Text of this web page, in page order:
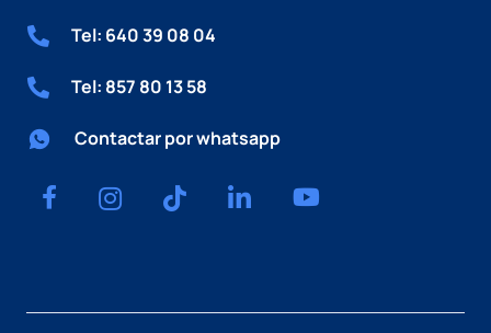
Tel: 640 39 08 04
Tel: 857 80 13 58
Contactar por whatsapp